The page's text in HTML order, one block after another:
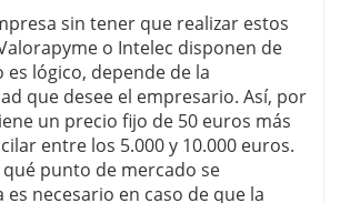
sin tener que realizar estos
o Intelec disponen de
lógico, depende de la
que desee el empresario. Así, por
un precio fijo de 50 euros más
entre los 5.000 y 10.000 euros.
punto de mercado se
necesario en caso de que la